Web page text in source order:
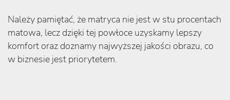
Należy pamiętać, że matryca nie jest w stu procentach
matowa, lecz dzięki tej powłoce uzyskamy lepszy
komfort oraz doznamy najwyższej jakości obrazu, co
w biznesie jest priorytetem.